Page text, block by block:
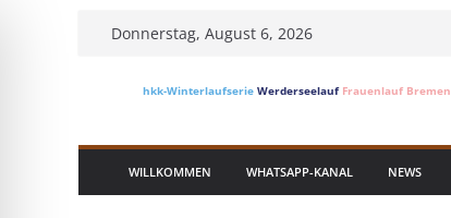
Donnerstag, August 6, 2026
hkk-Winterlaufserie Werderseelauf Frauenlauf Bremen
WILLKOMMEN WHATSAPP-KANAL NEWS